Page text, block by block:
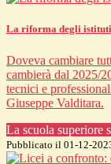
La riforma degli
Doveva cambiare
cambierà dal 2025/
tecnici e
Giuseppe Valditara.
La scuola superiore
Pubblicato il 01-12-